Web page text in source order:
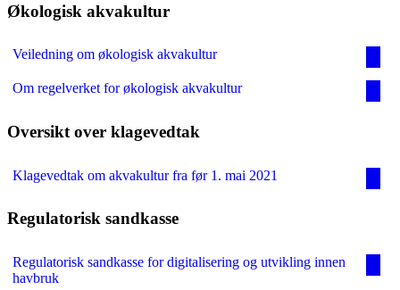
Økologisk akvakultur
Veiledning om økologisk akvakultur
Om regelverket for økologisk akvakultur
Oversikt over klagevedtak
Klagevedtak om akvakultur fra før 1. mai 2021
Regulatorisk sandkasse
Regulatorisk sandkasse for digitalisering og utvikling innen
havbruk